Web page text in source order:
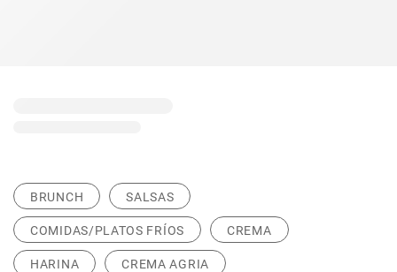
BRUNCH SALSAS
COMIDAS/PLATOS FRÍOS CREMA
HARINA CREMA AGRIA